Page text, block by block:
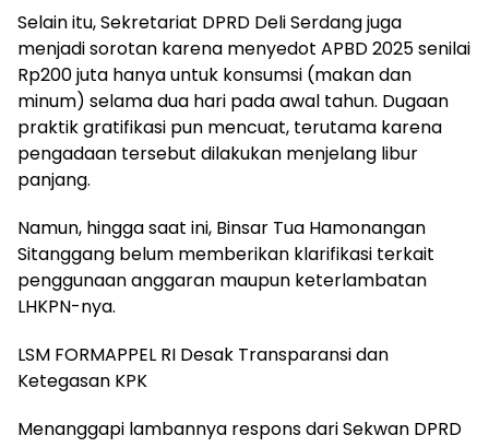
Selain itu, Sekretariat DPRD Deli Serdang juga
menjadi sorotan karena menyedot APBD 2025 senilai
Rp200 juta hanya untuk konsumsi (makan dan
minum) selama dua hari pada awal tahun. Dugaan
praktik gratifikasi pun mencuat, terutama karena
pengadaan tersebut dilakukan menjelang libur
panjang.
Namun, hingga saat ini, Binsar Tua Hamonangan
Sitanggang belum memberikan klarifikasi terkait
penggunaan anggaran maupun keterlambatan
LHKPN-nya.
LSM FORMAPPEL RI Desak Transparansi dan
Ketegasan KPK
Menanggapi lambannya respons dari Sekwan DPRD